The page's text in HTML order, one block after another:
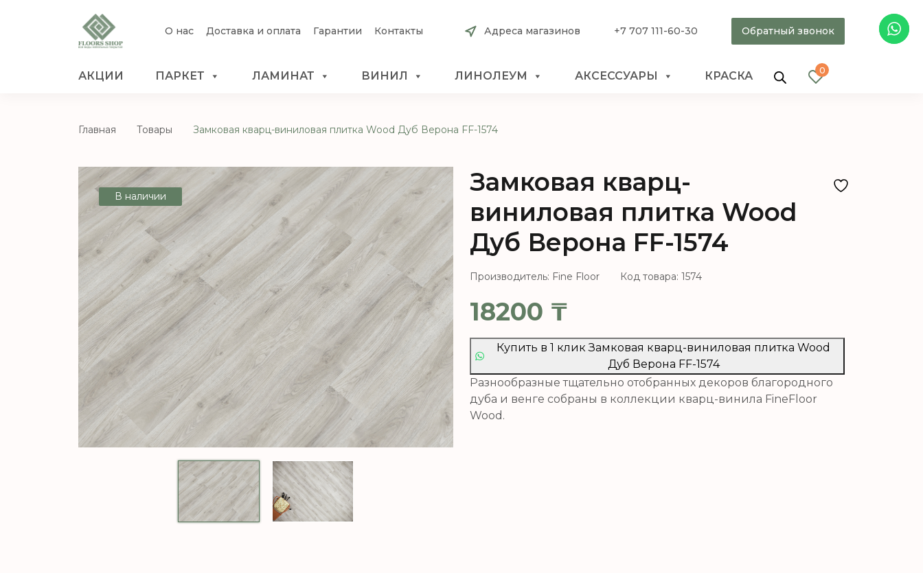
О нас Доставка и оплата Гарантии Контакты Адреса магазинов +7 707 111-60-30 Обратный звонок
АКЦИИ ПАРКЕТ ЛАМИНАТ ВИНИЛ ЛИНОЛЕУМ АКСЕССУАРЫ КРАСКА 0
Главная Товары Замковая кварц-виниловая плитка Wood Дуб Верона FF-1574
В наличии
Замковая кварц-
виниловая плитка Wood
Дуб Верона FF-1574
Производитель: Fine Floor Код товара: 1574
18200 ₸
Купить в 1 клик Замковая кварц-виниловая плитка Wood
Дуб Верона FF-1574
Разнообразные тщательно отобранных декоров благородного
дуба и венге собраны в коллекции кварц-винила FineFloor
Wood.